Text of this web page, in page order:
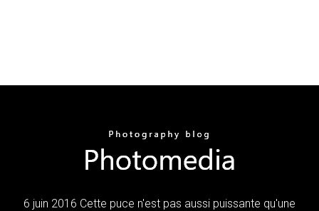
6 juin 2016 Cette puce n'est pas aussi puissante qu'une